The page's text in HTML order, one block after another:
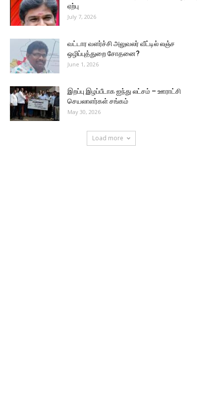
ஏற்பு
July 7, 2026
வட்டார வளர்ச்சி அலுவலர் வீட்டில் லஞ்ச
ஒழிப்புத்துறை சோதனை?
June 1, 2026
இறப்பு இழப்பீடாக ஐந்து லட்சம் – ஊராட்சி
செயலாளர்கள் சங்கம்
May 30, 2026
Load more